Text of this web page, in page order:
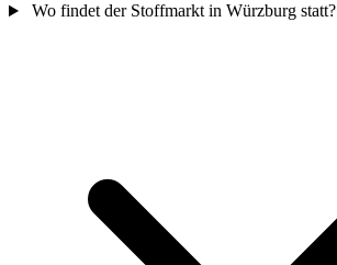
Wo findet der Stoffmarkt in Würzburg statt?